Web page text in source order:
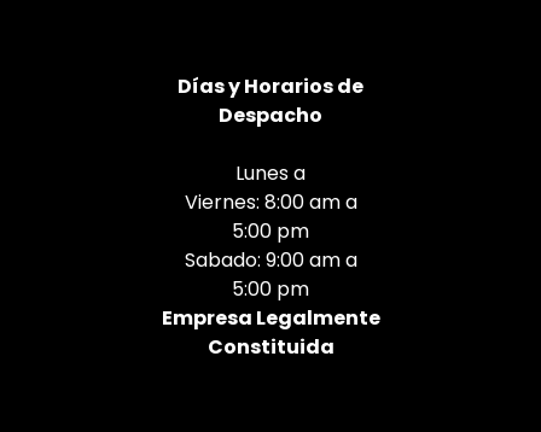
Díasy Horarios de
Despacho
Lunes a
Viernes: 8:00 am a
5:00 pm
Sabado: 9:00 am a
5:00 pm
Empresa Legalmente
Constituida